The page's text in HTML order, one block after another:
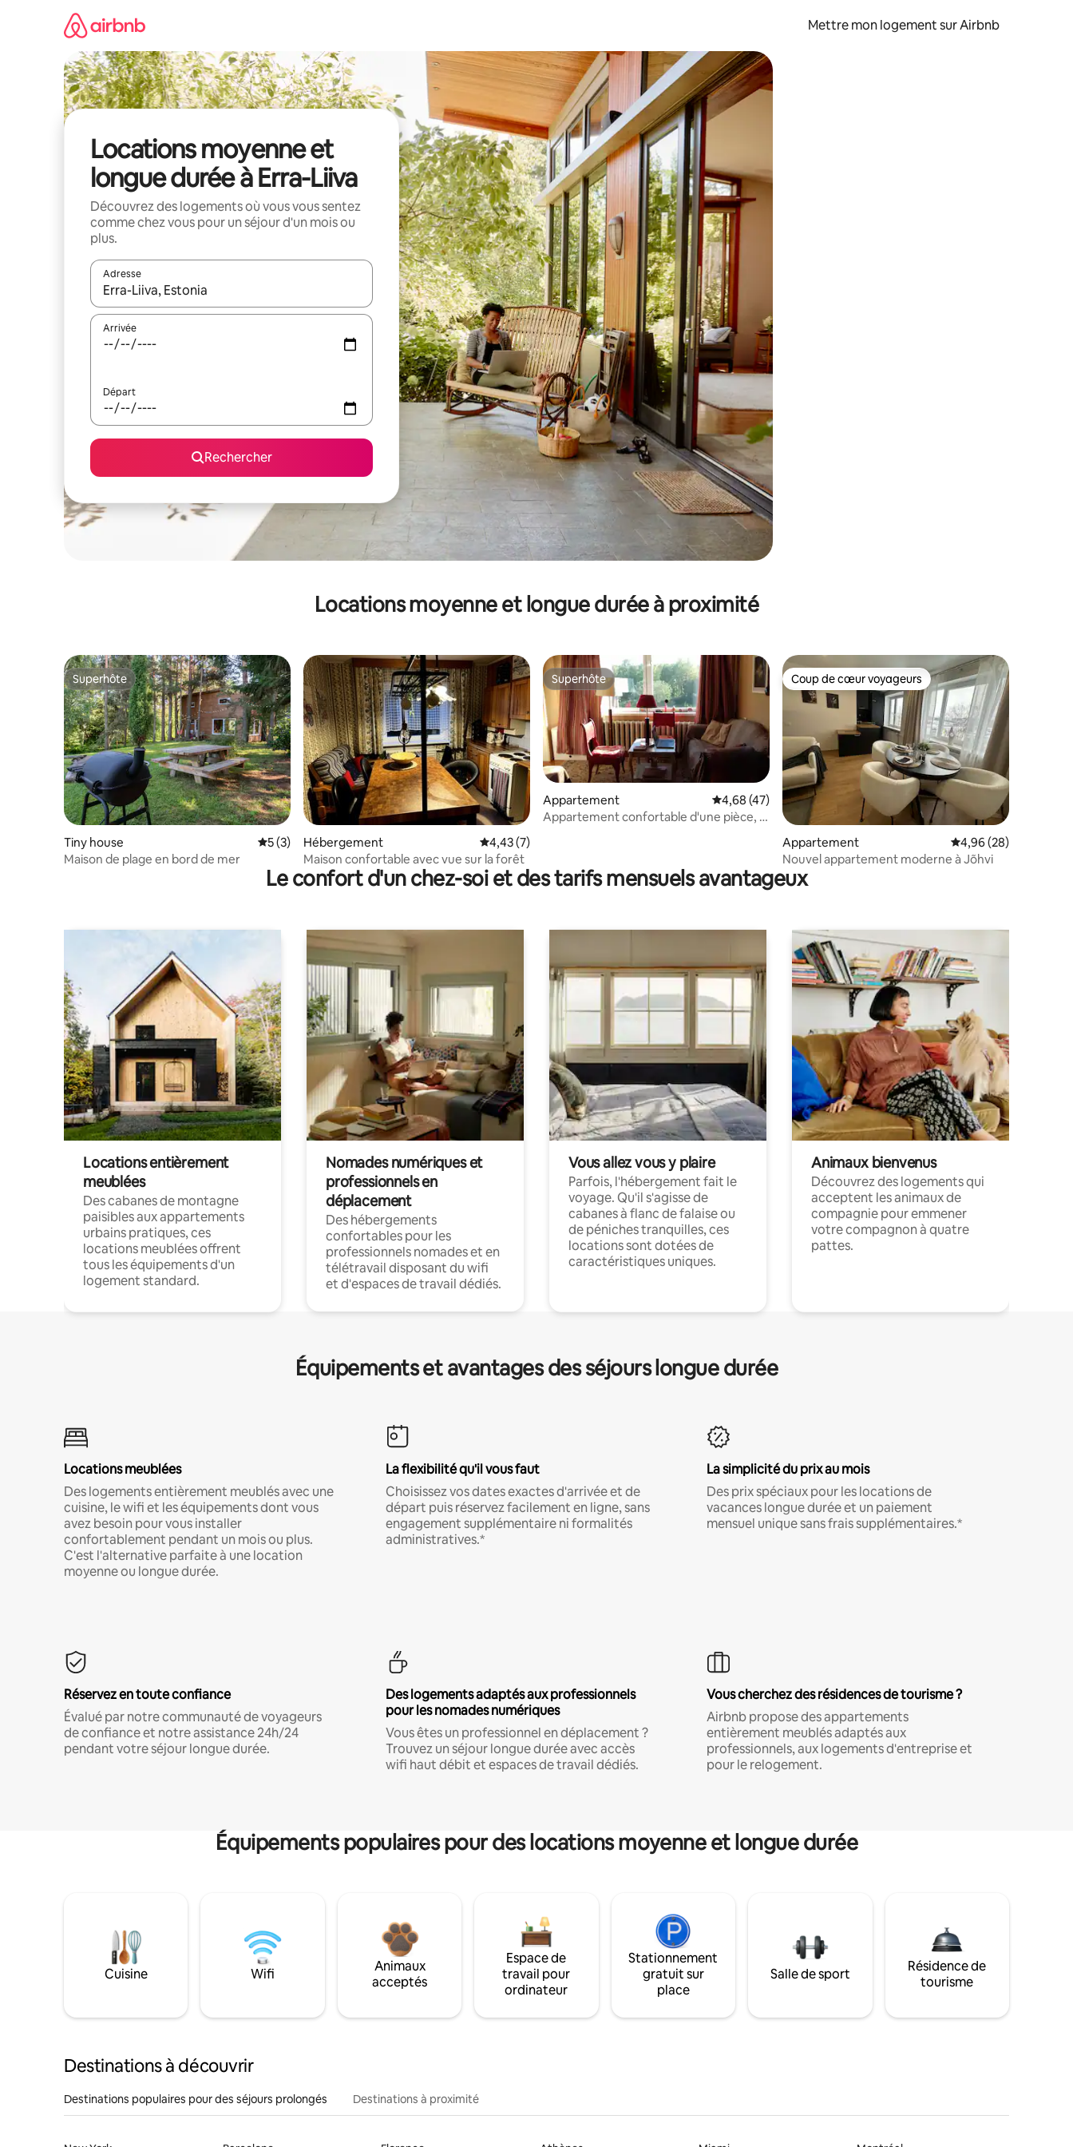
Mettre mon logement sur Airbnb
Locations moyenne et
longue durée à Erra-Liiva
Découvrez des logements où vous vous sentez
comme chez vous pour un séjour d'un mois ou
plus.
Adresse
Lorsque les résultats s'affichent, utilisez les flèches vers le haut et vers le bas pour les parcourir ou en appuyant et en faisant glisser.
Arrivée
Départ
Rechercher
Locations moyenne et longue durée à proximité
Superhôte
Superhôte
Tiny house Évaluation moyenne sur la base de 3 commentaires : 5 sur 5
5 (3)
Maison de plage en bord de mer
Hébergement Évaluation moyenne sur la base de 7 commentaires : 4,43 sur 5
4,43 (7)
Maison confortable avec vue sur la forêt
Superhôte
Superhôte
Appartement Évaluation moyenne sur la base de 47 commentaires : 4,68 sur 5
4,68 (47)
Appartement confortable d'une pièce, la
Coup de cœur voyageurs
Coup de cœur voyageurs
Appartement Évaluation moyenne
4,96 (28)
Nouvel appartement moderne à Jõhvi
Le confort d'un chez-soi et des tarifs mensuels avantageux
Locations entièrement
meublées
Des cabanes de montagne
paisibles aux appartements
urbains pratiques, ces
locations meublées offrent
tous les équipements d'un
logement standard.
Nomades numériques et
professionnels en
déplacement
Des hébergements
confortables pour les
professionnels nomades et en
télétravail disposant du wifi
et d'espaces de travail dédiés.
Vous allez vous y plaire
Parfois, l'hébergement fait le
voyage. Qu'il s'agisse de
cabanes à flanc de falaise ou
de péniches tranquilles, ces
locations sont dotées de
caractéristiques uniques.
Animaux bienvenus
Découvrez des logements qui
acceptent les animaux de
compagnie pour emmener
votre compagnon à quatre
pattes.
Équipements et avantages des séjours longue durée
Locations meublées
Des logements entièrement meublés avec une
cuisine, le wifi et les équipements dont vous
avez besoin pour vous installer
confortablement pendant un mois ou plus.
C'est l'alternative parfaite à une location
moyenne ou longue durée.
La flexibilité qu'il vous faut
Choisissez vos dates exactes d'arrivée et de
départ puis réservez facilement en ligne, sans
engagement supplémentaire ni formalités
administratives.*
La simplicité du prix au mois
Des prix spéciaux pour les locations de
vacances longue durée et un paiement
mensuel unique sans frais supplémentaires.*
Réservez en toute confiance
Évalué par notre communauté de voyageurs
de confiance et notre assistance 24h/24
pendant votre séjour longue durée.
Des logements adaptés aux professionnels
pour les nomades numériques
Vous êtes un professionnel en déplacement ?
Trouvez un séjour longue durée avec accès
wifi haut débit et espaces de travail dédiés.
Vous cherchez des résidences de tourisme ?
Airbnb propose des appartements
entièrement meublés adaptés aux
professionnels, aux logements d'entreprise et
pour le relogement.
Équipements populaires pour des locations moyenne et longue durée
Cuisine Wifi
Animaux
acceptés
Espace de
travail pour
ordinateur
Stationnement
gratuit sur
place
Salle de sport
Résidence de
tourisme
Destinations à découvrir
Destinations populaires pour des séjours prolongés Destinations à proximité